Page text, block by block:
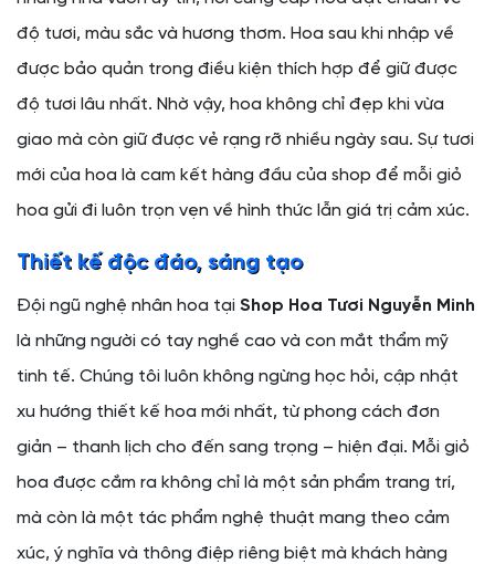
độ tươi, màu sắc và hương thơm. Hoa sau khi nhập về
được bảo quản trong điều kiện thích hợp để giữ được
độ tươi lâu nhất. Nhờ vậy, hoa không chỉ đẹp khi vừa
giao mà còn giữ được vẻ rạng rỡ nhiều ngày sau. Sự tươi
mới của hoa là cam kết hàng đầu của shop để mỗi giỏ
hoa gửi đi luôn trọn vẹn về hình thức lẫn giá trị cảm xúc.
Thiết kế độc đáo, sáng tạo
Đội ngũ nghệ nhân hoa tại Shop Hoa Tươi Nguyễn Minh
là những người có tay nghề cao và con mắt thẩm mỹ
tinh tế. Chúng tôi luôn không ngừng học hỏi, cập nhật
xu hướng thiết kế hoa mới nhất, từ phong cách đơn
giản – thanh lịch cho đến sang trọng – hiện đại. Mỗi giỏ
hoa được cắm ra không chỉ là một sản phẩm trang trí,
mà còn là một tác phẩm nghệ thuật mang theo cảm
xúc, ý nghĩa và thông điệp riêng biệt mà khách hàng